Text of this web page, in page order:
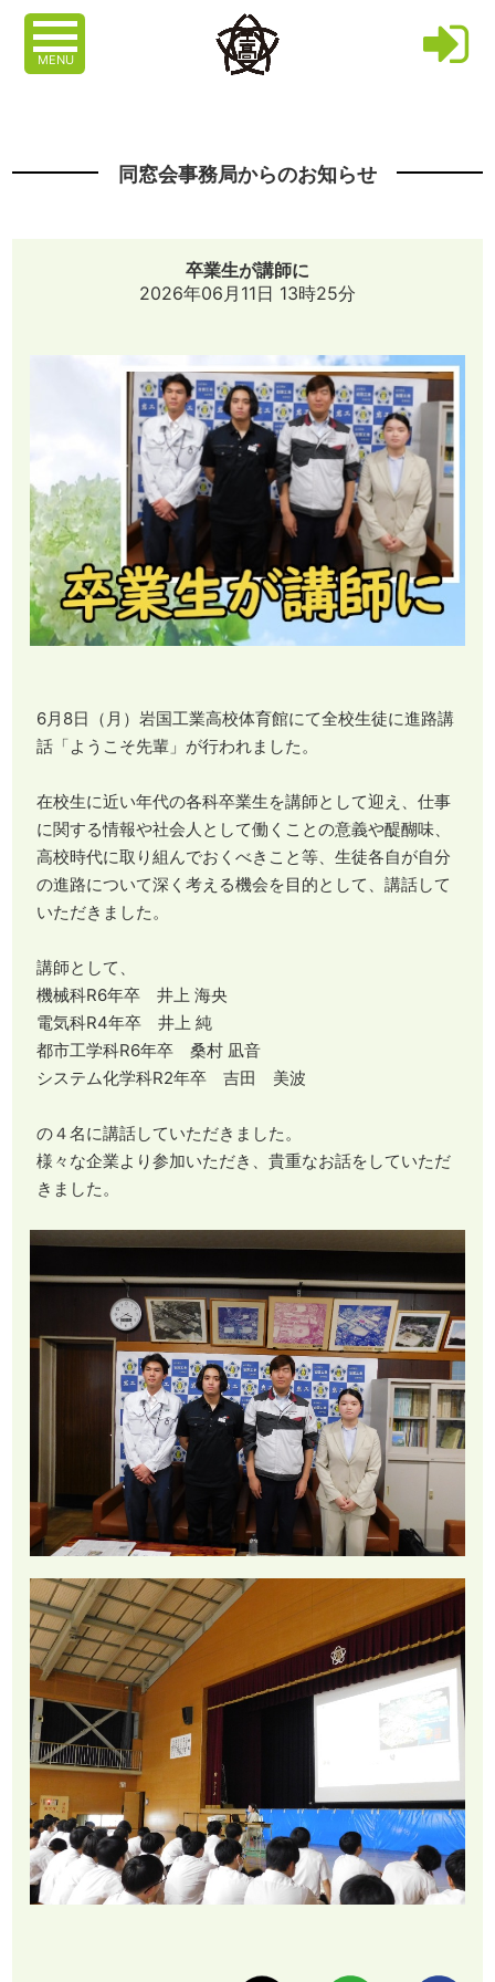
MENU
同窓会事務局からのお知らせ
卒業生が講師に
2026年06月11日 13時25分
6月8日（月）岩国工業高校体育館にて全校生徒に進路講
話「ようこそ先輩」が行われました。
在校生に近い年代の各科卒業生を講師として迎え、仕事
に関する情報や社会人として働くことの意義や醍醐味、
高校時代に取り組んでおくべきこと等、生徒各自が自分
の進路について深く考える機会を目的として、講話して
いただきました。
講師として、
機械科R6年卒 井上 海央
電気科R4年卒 井上 純
都市工学科R6年卒 桑村 凪音
システム化学科R2年卒 吉田 美波
の４名に講話していただきました。
様々な企業より参加いただき、貴重なお話をしていただ
きました。